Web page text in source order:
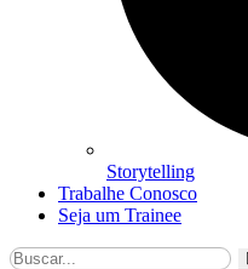
Storytelling
Trabalhe Conosco
Seja um Trainee
Search